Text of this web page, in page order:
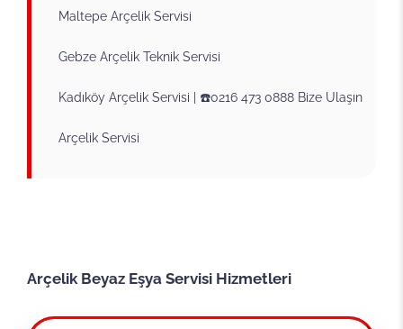
Maltepe Arçelik Servisi
Gebze Arçelik Teknik Servisi
Kadıköy Arçelik Servisi | ☎️0216 473 0888 Bize Ulaşın
Arçelik Servisi
Arçelik Beyaz Eşya Servisi Hizmetleri